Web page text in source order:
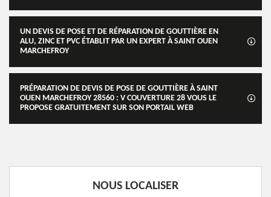
UN DEVIS DE POSE ET DE RÉPARATION DE GOUTTIÈRE EN
ALU, ZINC ET PVC ÉTABLIT PAR UN EXPERT À SAINT OUEN
MARCHEFROY
PRÉPARATION DE DEVIS DE POSE DE GOUTTIÈRE À SAINT
OUEN MARCHEFROY 28560 : V COUVERTURE 28 VOUS LE
PROPOSE GRATUITEMENT SUR SON PORTAIL WEB
NOUS LOCALISER